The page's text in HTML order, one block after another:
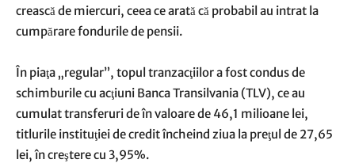
crească de miercuri, ceea ce arată că probabil au intrat la
cumpărare fondurile de pensii.
În piaţa „regular”, topul tranzacţiilor a fost condus de
schimburile cu acţiuni Banca Transilvania (TLV), ce au
cumulat transferuri de în valoare de 46,1 milioane lei,
titlurile instituţiei de credit încheind ziua la preţul de 27,65
lei, în creştere cu 3,95%.